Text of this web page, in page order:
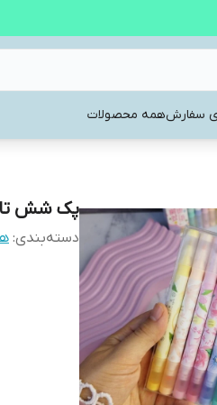
سفارشهمه محصولات
پک شش
دسته‌بندی: